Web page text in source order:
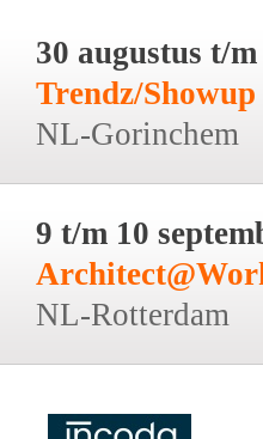
30 augustus t/
Trendz/Showup
NL-Gorinchem
9 t/m 10
NL-Rotterdam